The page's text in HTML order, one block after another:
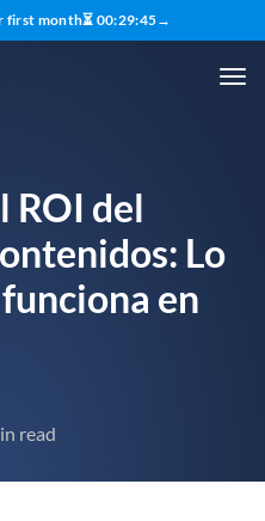
first month⏳ 00:29:44→
ROI del
Lo
en
read